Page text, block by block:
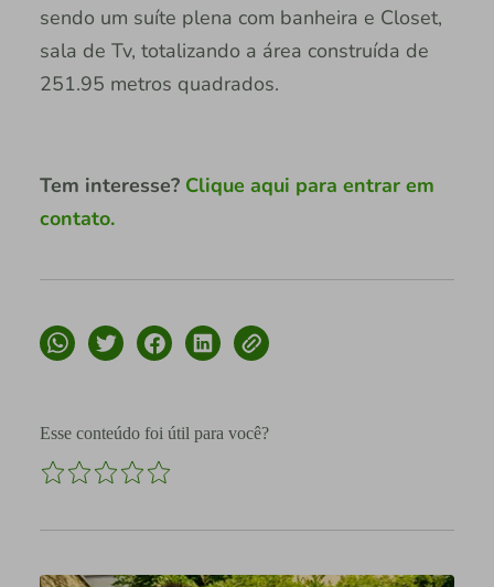
sendo um suíte plena com banheira e Closet,
sala de Tv, totalizando a área construída de
251.95 metros quadrados.
Tem interesse? Clique aqui para entrar em
contato.
Esse conteúdo foi útil para você?